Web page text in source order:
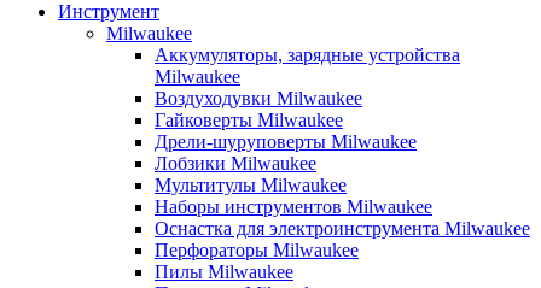
Инструмент
Milwaukee
Аккумуляторы, зарядные устройства
Milwaukee
Воздуходувки Milwaukee
Гайковерты Milwaukee
Дрели-шуруповерты Milwaukee
Лобзики Milwaukee
Мультитулы Milwaukee
Наборы инструментов Milwaukee
Оснастка для электроинструмента Milwaukee
Перфораторы Milwaukee
Пилы Milwaukee